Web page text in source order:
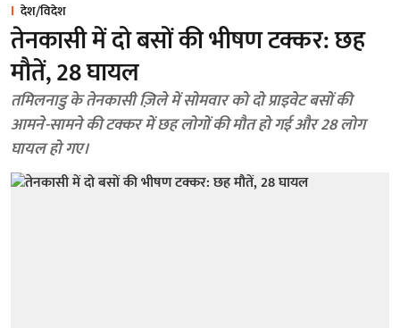
देश/विदेश
तेनकासी में दो बसों की भीषण टक्कर: छह
मौतें, 28 घायल
तमिलनाडु के तेनकासी ज़िले में सोमवार को दो प्राइवेट बसों की
आमने-सामने की टक्कर में छह लोगों की मौत हो गई और 28 लोग
घायल हो गए।